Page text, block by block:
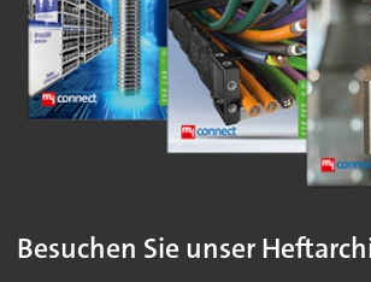
Besuchen Sie unser